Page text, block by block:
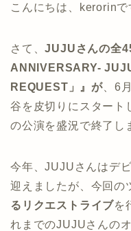
こんにちは、kerorinで
さて、JUJU さんの全
ANNIVERSARY-
REQUEST」』が 、6
谷を皮切りにスタート
の公演を盛況で終了し
今年、JUJUさんはデ
迎えましたが、今回の
るリクエストライブを
れまでのJUJUさんの